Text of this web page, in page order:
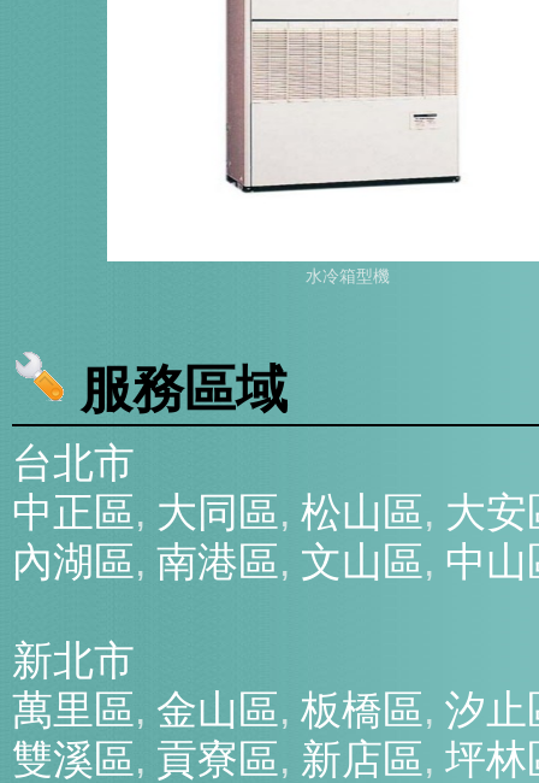
水冷箱型機
服務區域
台北市
中正區, 大同區, 松山區, 大安
內湖區, 南港區, 文山區, 中山
新北市
萬里區, 金山區, 板橋區, 汐止
雙溪區, 貢寮區, 新店區, 坪林